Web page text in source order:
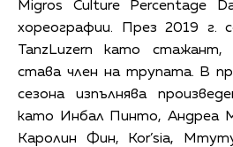
Migros Culture Percentage
хореографии. През 2019 г.
TanzLuzern като стажант,
става член на трупата. В
сезона изпълнява
като Инбал Пинто, Андреа
Каролин Фин, Kor’sia,